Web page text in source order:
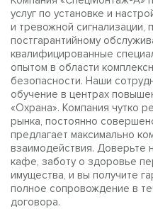
услуг по установке и
и тревожной сигнализации,
постгарантийному
квалифицированные
опытом в области
безопасности. Наши
обучение в центрах
«Охрана». Компания чутко
рынка, постоянно
предлагает максимально
взаимодействия. Доверьте
кафе, заботу о здоровье
имущества, и вы получите
полное сопровождение в
договора.